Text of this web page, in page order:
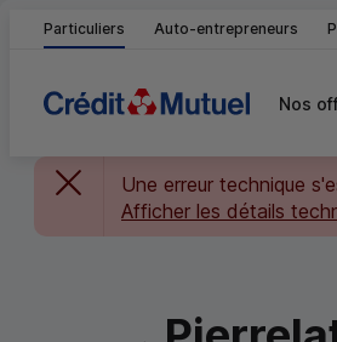
Particuliers Auto-entrepreneurs
Nos
Une erreur technique
Afficher les détails
Retour vers la page